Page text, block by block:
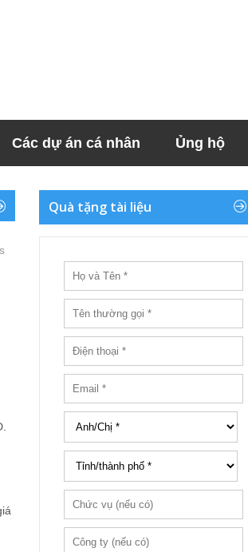
Các dự án cá nhân Ủng hộ
Quà tặng tài liệu